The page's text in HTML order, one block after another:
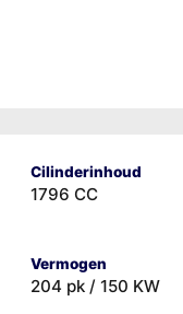
Cilinderinhoud
1796 CC
Vermogen
204 pk / 150 KW